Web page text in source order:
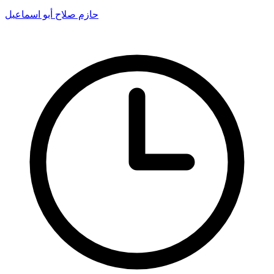
حازم صلاح أبو اسماعيل